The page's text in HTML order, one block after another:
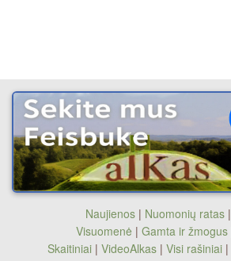
Naujienos| Nuomonių ratas|
Visuomenė | Gamta ir žmogus
Skaitiniai | VideoAlkas | Visi rašiniai |